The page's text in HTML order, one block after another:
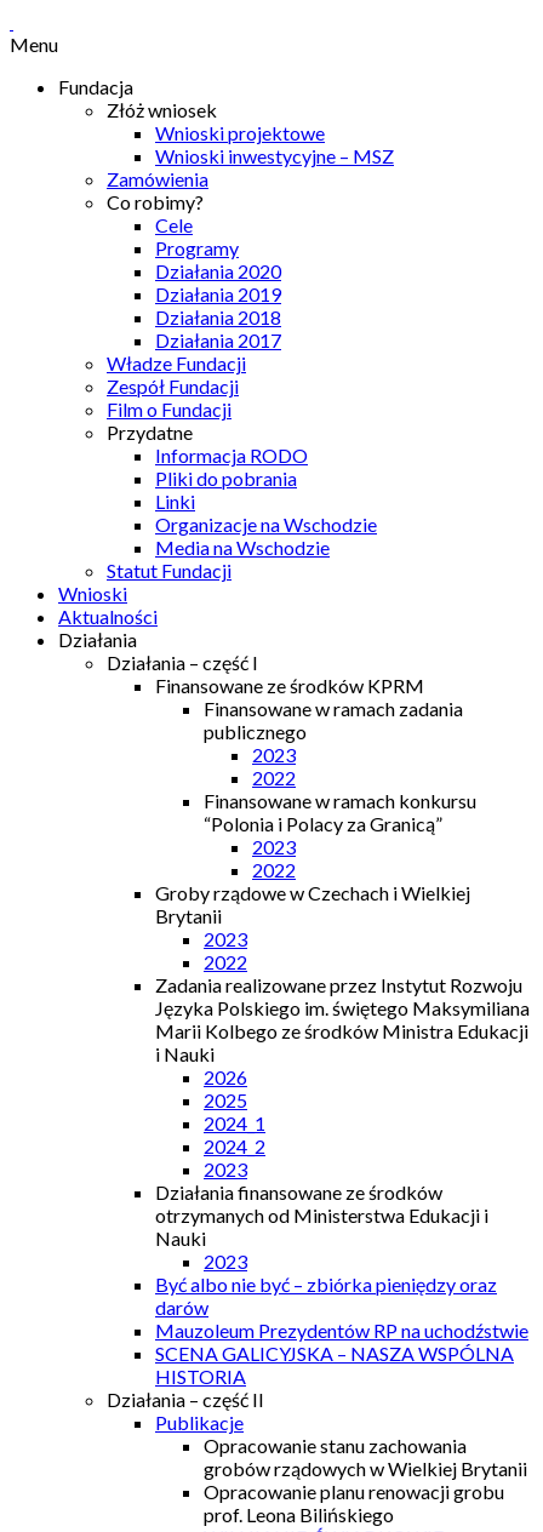
Menu
Fundacja
Złóż wniosek
Wnioski projektowe
Wnioski inwestycyjne – MSZ
Zamówienia
Co robimy?
Cele
Programy
Działania 2020
Działania 2019
Działania 2018
Działania 2017
Władze Fundacji
Zespół Fundacji
Film o Fundacji
Przydatne
Informacja RODO
Pliki do pobrania
Linki
Organizacje na Wschodzie
Media na Wschodzie
Statut Fundacji
Wnioski
Aktualności
Działania
Działania – część I
Finansowane ze środków KPRM
Finansowane w ramach zadania
publicznego
2023
2022
Finansowane w ramach konkursu
“Polonia i Polacy za Granicą”
2023
2022
Groby rządowe w Czechach i Wielkiej
Brytanii
2023
2022
Zadania realizowane przez Instytut Rozwoju
Języka Polskiego im. świętego Maksymiliana
Marii Kolbego ze środków Ministra Edukacji
i Nauki
2026
2025
2024_1
2024_2
2023
Działania finansowane ze środków
otrzymanych od Ministerstwa Edukacji i
Nauki
2023
Być albo nie być – zbiórka pieniędzy oraz
darów
Mauzoleum Prezydentów RP na uchodźstwie
SCENA GALICYJSKA – NASZA WSPÓLNA
HISTORIA
Działania – część II
Publikacje
Opracowanie stanu zachowania
grobów rządowych w Wielkiej Brytanii
Opracowanie planu renowacji grobu
prof. Leona Bilińskiego